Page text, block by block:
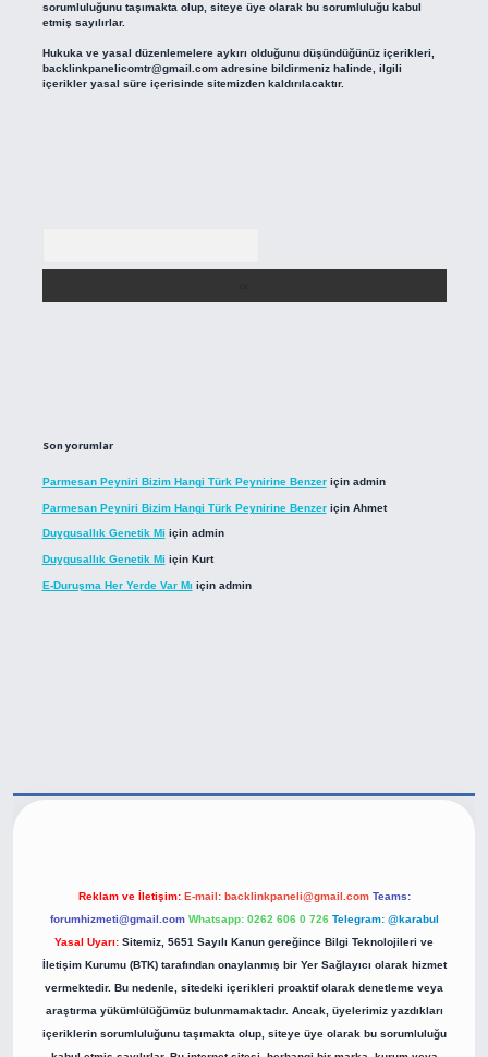
sorumluluğunu taşımakta olup, siteye üye olarak bu sorumluluğu kabul
etmiş sayılırlar.
Hukuka ve yasal düzenlemelere aykırı olduğunu düşündüğünüz içerikleri,
backlinkpanelicomtr@gmail.comadresine bildirmeniz halinde, ilgili
içerikler yasal süre içerisinde sitemizden kaldırılacaktır.
Son yorumlar
Parmesan Peyniri Bizim Hangi Türk Peynirine Benzeriçin admin
Parmesan Peyniri Bizim Hangi Türk Peynirine Benzeriçin Ahmet
Duygusallık Genetik Mi için admin
Duygusallık Genetik Mi için Kurt
E-Duruşma Her Yerde Var Mı için admin
Reklam ve İletişim: E-mail: backlinkpaneli@gmail.com Teams:
forumhizmeti@gmail.com Whatsapp: 0262 606 0 726 Telegram: @karabul
Yasal Uyarı: Sitemiz, 5651 Sayılı Kanun gereğince Bilgi Teknolojileri ve
İletişim Kurumu (BTK) tarafından onaylanmış bir Yer Sağlayıcı olarak hizmet
vermektedir. Bu nedenle, sitedeki içerikleri proaktif olarak denetleme veya
araştırma yükümlülüğümüz bulunmamaktadır. Ancak, üyelerimiz yazdıkları
içeriklerin sorumluluğunu taşımakta olup, siteye üye olarak bu sorumluluğu